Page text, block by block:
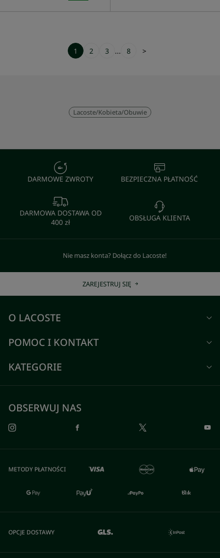
1 2 3 ... 8 >
Lacoste/Kobieta/Obuwie
DARMOWE ZWROTY BEZPIECZNA PŁATNOŚĆ
DARMOWA DOSTAWA OD
400 zł
OBSŁUGA KLIENTA
Nie masz konta? Dołącz do Lacoste!
ZAREJESTRUJ SIĘ
O LACOSTE
POMOC I KONTAKT
KATEGORIE
OBSERWUJ NAS
METODY PŁATNOŚCI
OPCJE DOSTAWY